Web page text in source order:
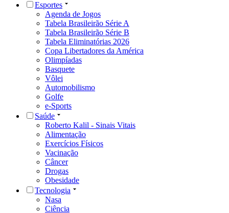
Esportes
Agenda de Jogos
Tabela Brasileirão Série A
Tabela Brasileirão Série B
Tabela Eliminatórias 2026
Copa Libertadores da América
Olimpíadas
Basquete
Vôlei
Automobilismo
Golfe
e-Sports
Saúde
Roberto Kalil - Sinais Vitais
Alimentação
Exercícios Físicos
Vacinação
Câncer
Drogas
Obesidade
Tecnologia
Nasa
Ciência